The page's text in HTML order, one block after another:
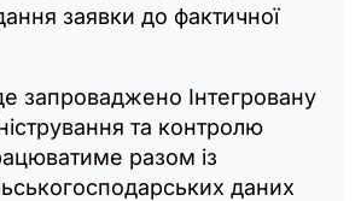
заявки до фактичної
запроваджено Інтегровану
та контролю
разом із
даних